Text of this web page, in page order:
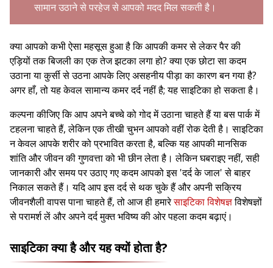
सामान उठाने से परहेज से आपको मदद मिल सकती है।
क्या आपको कभी ऐसा महसूस हुआ है कि आपकी कमर से लेकर पैर की
एड़ियों तक बिजली का एक तेज झटका लगा हो? क्या एक छोटा सा कदम
उठाना या कुर्सी से उठना आपके लिए असहनीय पीड़ा का कारण बन गया है?
अगर हाँ, तो यह केवल सामान्य कमर दर्द नहीं है; यह साइटिका हो सकता है।
कल्पना कीजिए कि आप अपने बच्चे को गोद में उठाना चाहते हैं या बस पार्क में
टहलना चाहते हैं, लेकिन एक तीखी चुभन आपको वहीं रोक देती है। साइटिका
न केवल आपके शरीर को प्रभावित करता है, बल्कि यह आपकी मानसिक
शांति और जीवन की गुणवत्ता को भी छीन लेता है। लेकिन घबराइए नहीं, सही
जानकारी और समय पर उठाए गए कदम आपको इस 'दर्द के जाल' से बाहर
निकाल सकते हैं। यदि आप इस दर्द से थक चुके हैं और अपनी सक्रिय
जीवनशैली वापस पाना चाहते हैं, तो आज ही हमारेसाइटिका विशेषज्ञविशेषज्ञों
से परामर्श लें और अपने दर्द मुक्त भविष्य की ओर पहला कदम बढ़ाएं।
साइटिका क्या है और यह क्यों होता है?